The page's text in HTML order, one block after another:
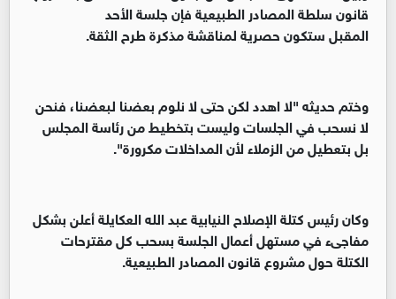
قانون سلطة المصادر الطبيعية فإن جلسة الأحد
المقبل ستكون حصرية لمناقشة مذكرة طرح الثقة.
وختم حديثه "لا اهدد لكن حتى لا نلوم بعضنا لبعضنا، فنحن
لا نسحب في الجلسات وليست بتخطيط من رئاسة المجلس
بل بتعطيل من الزملاء لأن المداخلات مكرورة".
وكان رئيس كتلة الإصلاح النيابية عبد الله العكايلة أعلن بشكل
مفاجىء في مستهل أعمال الجلسة بسحب كل مقترحات
الكتلة حول مشروع قانون المصادر الطبيعية.